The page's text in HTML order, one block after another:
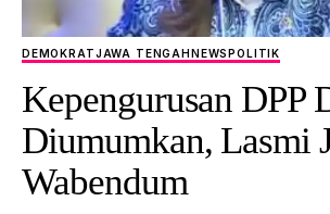
DEMOKRATJAWA TENGAHNEWSPOLITIK
Kepengurusan DPP
Diumumkan, Lasmi
Wabendum